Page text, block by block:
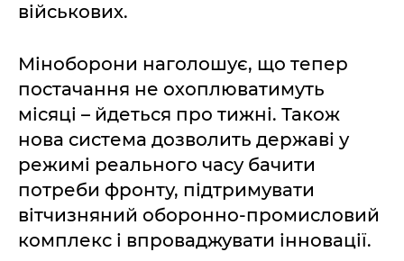
військових.
Міноборони наголошує, що тепер
постачання не охоплюватимуть
місяці – йдеться про тижні. Також
нова система дозволить державі у
режимі реального часу бачити
потреби фронту, підтримувати
вітчизняний оборонно-промисловий
комплекс і впроваджувати інновації.